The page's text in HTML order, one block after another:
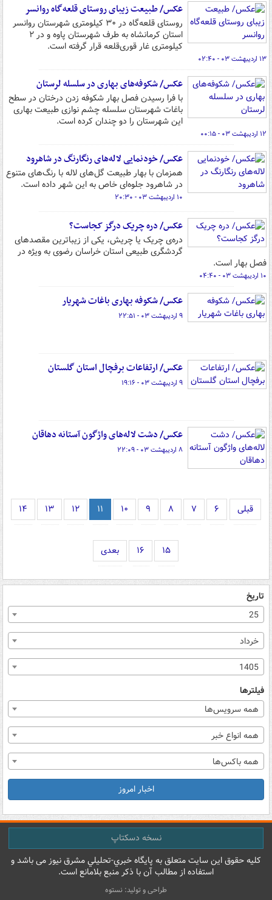
عکس/ طبیعت زیبای روستای قلعه‌گاه روانسر
روستای قلعه‌گاه در ۳۰ کیلومتری شهرستان روانسر
استان کرمانشاه به طرف شهرستان پاوه و در ۲
کیلومتری غار قوری‌قلعه قرار گرفته است.
۱۳ اردیبهشت ۰۳ - ۰۲:۴۰
عکس/ شکوفه‌های بهاری در سلسله لرستان
با فرا رسیدن فصل بهار شکوفه زدن درختان در سطح
باغات شهرستان سلسله چشم نوازی طبیعت بهاری
این شهرستان را دو چندان کرده است.
۱۲ اردیبهشت ۰۳ - ۰۰:۱۵
عکس/ خودنمایی لاله‌های رنگارنگ در شاهرود
همزمان با بهار طبیعت گل‌های لاله با رنگ‌های متنوع
در شاهرود جلوه‌ای خاص به این شهر داده است.
۱۰ اردیبهشت ۰۳ - ۲۰:۳۰
عکس/ دره چریک درگز کجاست؟
دره‌ی چریک یا چریش، یکی از زیباترین مقصدهای
گردشگری طبیعی استان خراسان رضوی به ویژه در
فصل بهار است.
۱۰ اردیبهشت ۰۳ - ۰۴:۴۰
عکس/ شکوفه بهاری باغات شهریار
۹ اردیبهشت ۰۳ - ۲۲:۵۱
عکس/ ارتفاعات برفچال استان گلستان
۹ اردیبهشت ۰۳ - ۱۹:۱۶
عکس/ دشت لاله‌های واژگون آستانه دهاقان
۸ اردیبهشت ۰۳ - ۲۲:۰۹
قبلی ۶ ۷ ۸ ۹ ۱۰ ۱۱ ۱۲ ۱۳ ۱۴
۱۵ ۱۶ بعدی
تاریخ
25
خرداد
1405
فیلترها
همه سرویس‌ها
همه انواع خبر
همه باکس‌ها
اخبار امروز
نسخه دسکتاپ
کليه حقوق اين سايت متعلق به پایگاه خبري-تحليلي مشرق نيوز می باشد و
استفاده از مطالب آن با ذکر منبع بلامانع است.
طراحی و تولید: نستوه